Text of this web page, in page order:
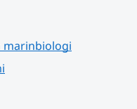
marinbiologi